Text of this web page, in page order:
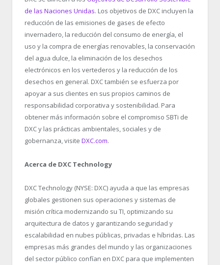
de las Naciones Unidas. Los objetivos de DXC incluyen la
reducción de las emisiones de gases de efecto
invernadero, la reducción del consumo de energía, el
uso y la compra de energías renovables, la conservación
del agua dulce, la eliminación de los desechos
electrónicos en los vertederos y la reducción de los
desechos en general. DXC también se esfuerza por
apoyar a sus clientes en sus propios caminos de
responsabilidad corporativa y sostenibilidad. Para
obtener más información sobre el compromiso SBTi de
DXC y las prácticas ambientales, sociales y de
gobernanza, visite DXC.com.
Acerca de DXC Technology
DXC Technology (NYSE: DXC) ayuda a que las empresas
globales gestionen sus operaciones y sistemas de
misión crítica modernizando su TI, optimizando su
arquitectura de datos y garantizando seguridad y
escalabilidad en nubes públicas, privadas e híbridas. Las
empresas más grandes del mundo y las organizaciones
del sector público confían en DXC para que implementen